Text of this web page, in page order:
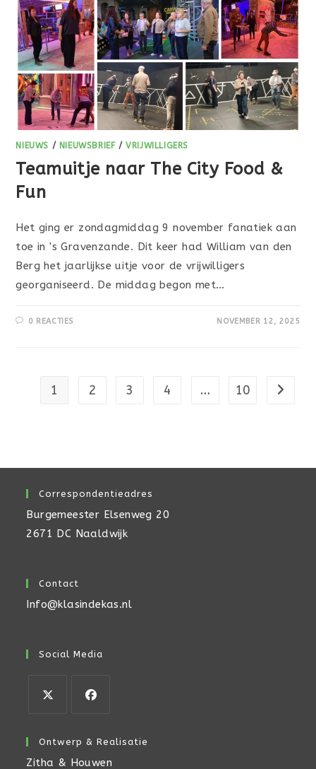
NIEUWS / NIEUWSBRIEF/VRIJWILLIGERS
Teamuitje naar The City Food &
Fun
Het ging er zondagmiddag 9 november fanatiek aan
toe in 's Gravenzande. Dit keer had William van den
Berg het jaarlijkse uitje voor de vrijwilligers
georganiseerd. De middag begon met…
0 REACTIES NOVEMBER 12, 2025
1 2 3 4 … 10 Naar
Correspondentieadres
Burgemeester Elsenweg 20
2671 DC Naaldwijk
Contact
Info@klasindekas.nl
Social Media
in
een
in
een
Ontwerp & Realisatie
Zitha & Houwen